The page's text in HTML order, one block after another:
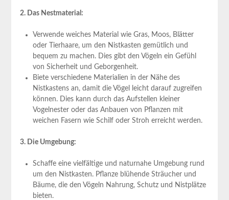
2. Das Nestmaterial:
Verwende weiches Material wie Gras, Moos, Blätter
oder Tierhaare, um den Nistkasten gemütlich und
bequem zu machen. Dies gibt den Vögeln ein Gefühl
von Sicherheit und Geborgenheit.
Biete verschiedene Materialien in der Nähe des
Nistkastens an, damit die Vögel leicht darauf zugreifen
können. Dies kann durch das Aufstellen kleiner
Vogelnester oder das Anbauen von Pflanzen mit
weichen Fasern wie Schilf oder Stroh erreicht werden.
3. Die Umgebung:
Schaffe eine vielfältige und naturnahe Umgebung rund
um den Nistkasten. Pflanze blühende Sträucher und
Bäume, die den Vögeln Nahrung, Schutz und Nistplätze
bieten.